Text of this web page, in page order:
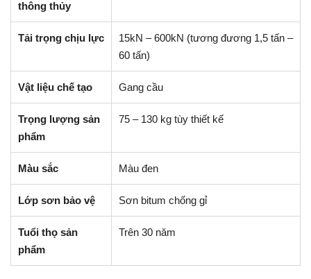
thông thủy
Tải trọng chịu lực
15kN – 600kN (tương đương 1,5 tấn –
60 tấn)
Vật liệu chế tạo Gang cầu
Trọng lượng sản
phẩm
75 – 130 kg tùy thiết kế
Màu sắc Màu đen
Lớp sơn bảo vệ Sơn bitum chống gỉ
Tuổi thọ sản
phẩm
Trên 30 năm